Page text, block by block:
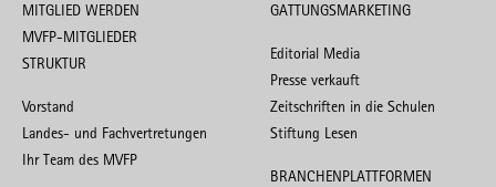
MITGLIED WERDEN
MVFP-MITGLIEDER
STRUKTUR
Vorstand
Landes- und Fachvertretungen
Ihr Team des MVFP
GATTUNGSMARKETING
Editorial Media
Presse verkauft
Zeitschriften in die Schulen
Stiftung Lesen
BRANCHENPLATTFORMEN